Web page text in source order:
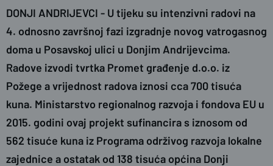
naslovnica SBplus
DONJI ANDRIJEVCI - U tijeku su intenzivni radovi na
4. odnosno završnoj fazi izgradnje novog vatrogasnog
doma u Posavskoj ulici u Donjim Andrijevcima.
Radove izvodi tvrtka Promet građenje d.o.o. iz
Požege a vrijednost radova iznosi cca 700 tisuća
kuna. Ministarstvo regionalnog razvoja i fondova EU u
2015. godini ovaj projekt sufinancira s iznosom od
562 tisuće kuna iz Programa održivog razvoja lokalne
zajednice a ostatak od 138 tisuća općina Donji